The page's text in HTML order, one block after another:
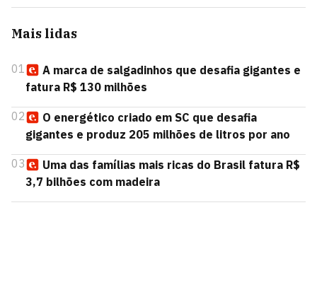
Mais lidas
01
A marca de salgadinhos que desafia gigantes e
fatura R$ 130 milhões
02
O energético criado em SC que desafia
gigantes e produz 205 milhões de litros por ano
03
Uma das famílias mais ricas do Brasil fatura R$
3,7 bilhões com madeira